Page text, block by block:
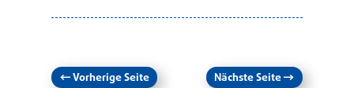
←Vorherige Seite Nächste Seite→